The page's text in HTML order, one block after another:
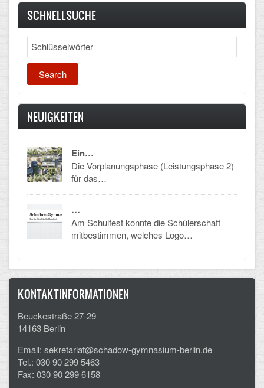
Gesamtelternvertretung
Sekretariat
Ganztagsschule
Schulsozialarbeit
Berufsorientierung
Arbeitsgemeinschaften
Klima-Projekt
Elternchor
FÄCHER
Ethik, Philosophie und Religion
Gesellschaftswissenschaften
SCHNELLSUCHE
Search
NEUIGKEITEN
Ein…
Die Vorplanungsphase (Leistungsphase 2)
für das…
…
Am Schulfest konnte die Schülerschaft
mitbestimmen, welches Logo…
KONTAKTINFORMATIONEN
Beuckestraße 27-29
14163 Berlin
Email: sekretariat@schadow-gymnasium-berlin.de
Tel.: 030 90 299 5463
Fax: 030 90 299 6158